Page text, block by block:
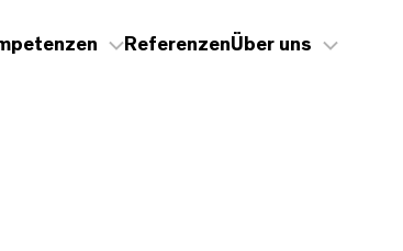
ReferenzenÜber uns